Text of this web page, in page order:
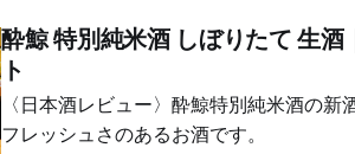
酔鯨 特別純米酒 しぼりたて 生
ト
〈日本酒レビュー〉酔鯨特別純米酒の
フレッシュさのあるお酒です。